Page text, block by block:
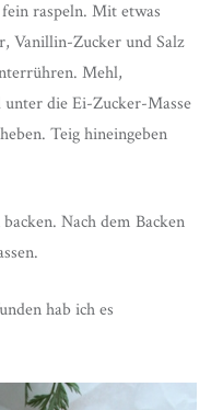
raspeln. Mit etwas
Vanillin-Zucker und Salz
Mehl,
die Ei-Zucker-Masse
Teig hineingeben
Nach dem Backen
hab ich es